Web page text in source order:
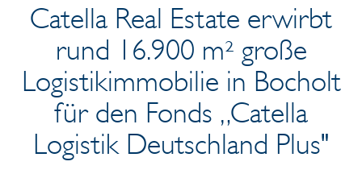
Catella Real Estate erwirbt
rund 16.900 m² große
Logistikimmobilie in Bocholt
für den Fonds „Catella
Logistik Deutschland Plus"